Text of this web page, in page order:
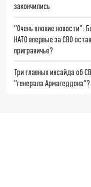
закончились
"Очень плохие новости":
НАТО впервые за СВО
приграничье?
Три главных инсайда об
"генерала